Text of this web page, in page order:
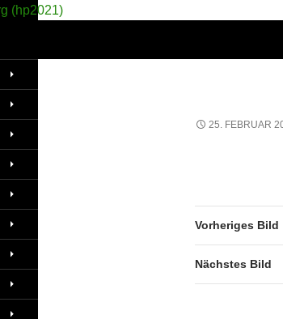
25. FEBRUAR
Vorheriges Bild
Nächstes Bild